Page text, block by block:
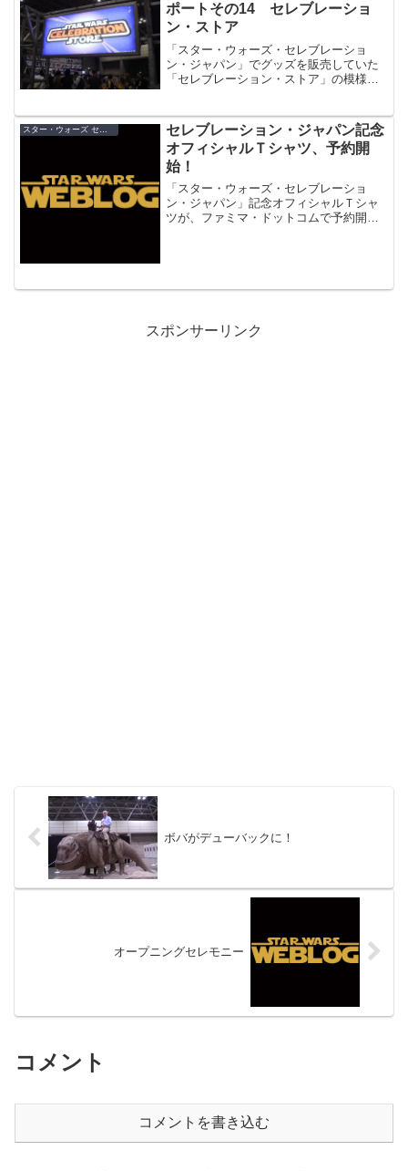
ポートその14 セレブレーショ
ン・ストア
「スター・ウォーズ・セレブレーショ
ン・ジャパン」でグッズを販売していた
「セレブレーション・ストア」の模様
セレブレーション・ジャパン記念
オフィシャルＴシャツ、予約開
始！
「スター・ウォーズ・セレブレーショ
ン・ジャパン」記念オフィシャルＴシャ
ツが、ファミマ・ドットコムで予約開始
スポンサーリンク
ボバがデューバックに！
オープニングセレモニー
コメント
コメントを書き込む